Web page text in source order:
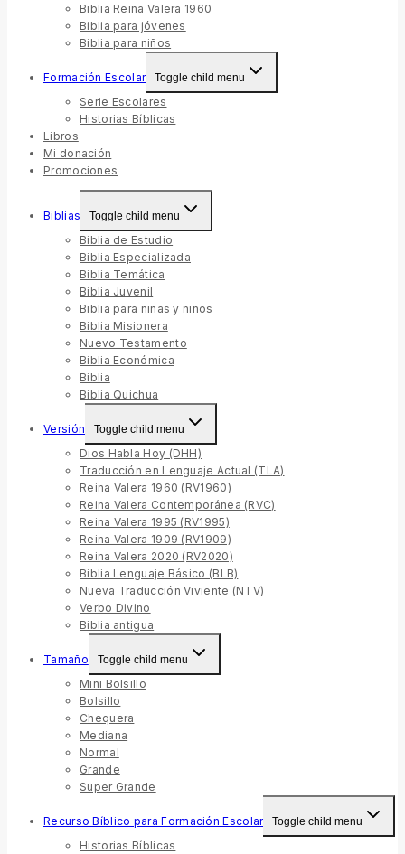
Biblia Reina Valera 1960
Biblia para jóvenes
Biblia para niños
Formación Escolar Toggle child menu
Serie Escolares
Historias Bíblicas
Libros
Mi donación
Promociones
Biblias Toggle child menu
Biblia de Estudio
Biblia Especializada
Biblia Temática
Biblia Juvenil
Biblia para niñas y niños
Biblia Misionera
Nuevo Testamento
Biblia Económica
Biblia
Biblia Quichua
Versión Toggle child menu
Dios Habla Hoy (DHH)
Traducción en Lenguaje Actual (TLA)
Reina Valera 1960 (RV1960)
Reina Valera Contemporánea (RVC)
Reina Valera 1995 (RV1995)
Reina Valera 1909 (RV1909)
Reina Valera 2020 (RV2020)
Biblia Lenguaje Básico (BLB)
Nueva Traducción Viviente (NTV)
Verbo Divino
Biblia antigua
Tamaño Toggle child menu
Mini Bolsillo
Bolsillo
Chequera
Mediana
Normal
Grande
Super Grande
Recurso Bíblico para Formación Escolar Toggle child menu
Historias Bíblicas